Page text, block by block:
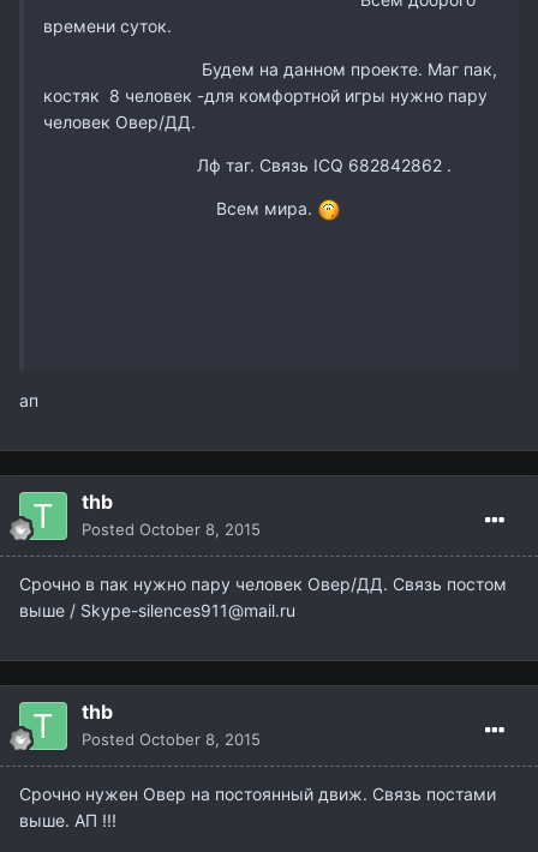
времени суток.
Будем на данном проекте. Маг пак,
костяк 8 человек -для комфортной игры нужно пару
человек Овер/ДД.
Лф таг. Связь ICQ 682842862 .
Всем мира.
ап
thb
Posted October 8, 2015
Срочно в пак нужно пару человек Овер/ДД. Связь постом
выше / Skype-silences911@mail.ru
thb
Posted October 8, 2015
Срочно нужен Овер на постоянный движ. Cвязь постами
выше. АП !!!